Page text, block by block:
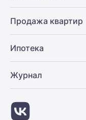
Продажа квартир
Ипотека
Журнал